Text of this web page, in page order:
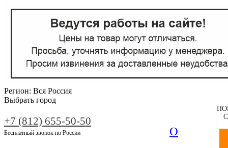
Регион: Вся Россия
Выбрать город
+7 (812) 655-50-50
Бесплатный звонок по России О